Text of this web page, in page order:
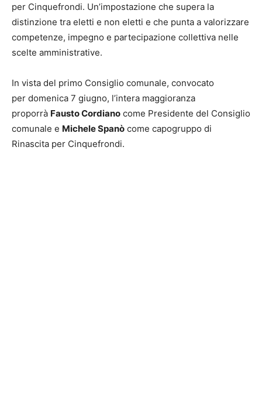
per Cinquefrondi. Un’impostazione che supera la
distinzione tra eletti e non eletti e che punta a valorizzare
competenze, impegno e partecipazione collettiva nelle
scelte amministrative.
In vista del primo Consiglio comunale, convocato
per domenica 7 giugno, l’intera maggioranza
proporrà Fausto Cordiano come Presidente del Consiglio
comunale e Michele Spanò come capogruppo di
Rinascita per Cinquefrondi.